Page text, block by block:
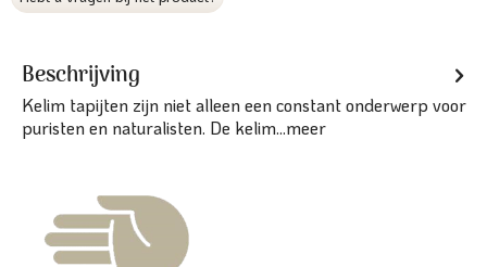
Beschrijving
Kelim tapijten zijn niet alleen een constant onderwerp voor
puristen en naturalisten. De kelim...meer